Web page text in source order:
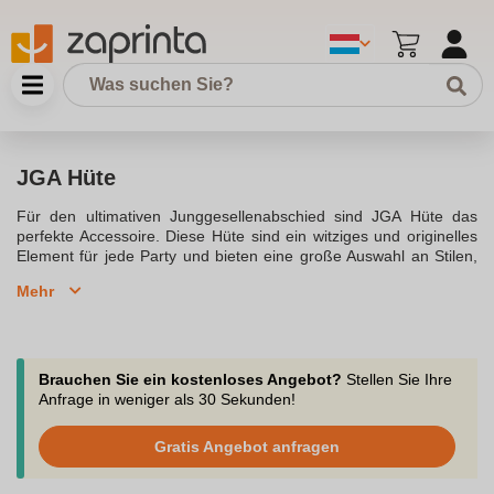
JGA Hüte
Für den ultimativen Junggesellenabschied sind JGA Hüte das
perfekte Accessoire. Diese Hüte sind ein witziges und originelles
Element für jede Party und bieten eine große Auswahl an Stilen,
einen humorvollen Strohhut oder eine stylische Mütze
Bräutigams können mit personalisierten Hüten und Accessoires
gefeiert werden, die online kaufen einfach und bequem
machen.Unsere JGA Accessoires, darunter Partyhüte und
und Anglerhut erhältlich. Zusätzlich bieten Strohhüte und Trucker
Caps eine perfekte Kopfbedeckung für den Sommer. Für kreative
Köpfe, die eine individuelle Note hinzufügen möchten, können
Mehr
Brauchen Sie ein kostenloses Angebot? Stellen Sie Ihre
Anfrage in weniger als 30 Sekunden!
Gratis Angebot anfragen